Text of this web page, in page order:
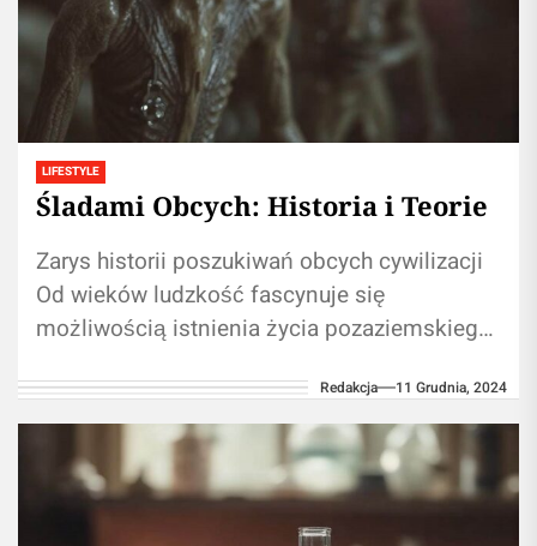
LIFESTYLE
Śladami Obcych: Historia i Teorie
Zarys historii poszukiwań obcych cywilizacji
Od wieków ludzkość fascynuje się
możliwością istnienia życia pozaziemskiego.
się nad tym, czy jesteśmy sami...
Redakcja 11 Grudnia, 2024